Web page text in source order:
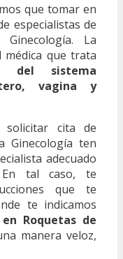
que tomar en
especialistas de
La
médica que trata
del sistema
vagina y
solicitar cita de
Ginecología ten
adecuado
tal caso, te
que te
te indicamos
Roquetas de
manera veloz,